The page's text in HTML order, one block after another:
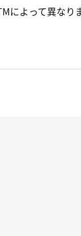
によって異なり